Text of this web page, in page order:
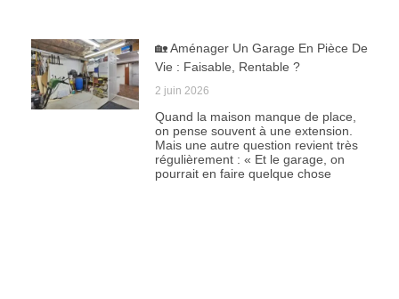
🏡 Aménager Un Garage En Pièce De
Vie : Faisable, Rentable ?
2 juin 2026
Quand la maison manque de place,
on pense souvent à une extension.
Mais une autre question revient très
régulièrement : « Et le garage, on
pourrait en faire quelque chose